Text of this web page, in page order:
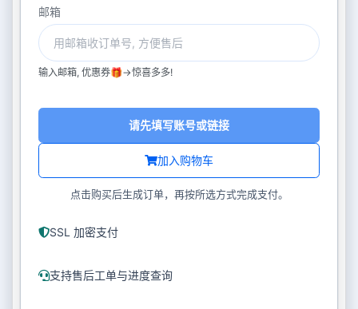
邮箱
输入邮箱, 优惠券🎁->惊喜多多!
加入购物车
请先填写账号或链接
点击购买后生成订单，再按所选方式完成支付。
SSL 加密支付
支持售后工单与进度查询